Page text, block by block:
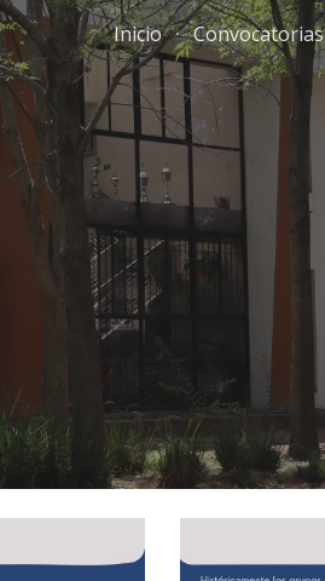
Skip to navigation
Inicio Convocatorias